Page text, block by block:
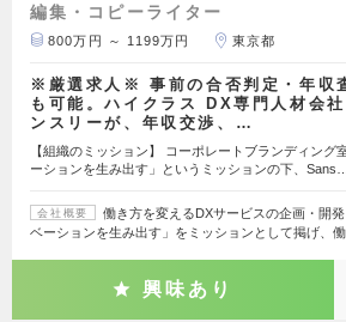
編集・コピーライター
800万円 ～ 1199万円 東京都
※厳選求人※ 事前の合否判定・年収
も可能。ハイクラス DX専門人材会社
ンスリーが、年収交渉、…
【組織のミッション】 コーポレートブランディング
ーションを生み出す」というミッションの下、Sans…
会社概要
働き方を変えるDXサービスの企画・開
ベーションを生み出す」をミッションとして掲げ、
興味あり